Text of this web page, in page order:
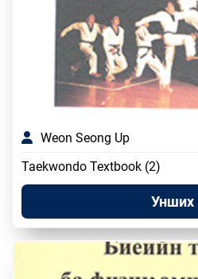
Weon Seong Up
Taekwondo Textbook (2)
Унших